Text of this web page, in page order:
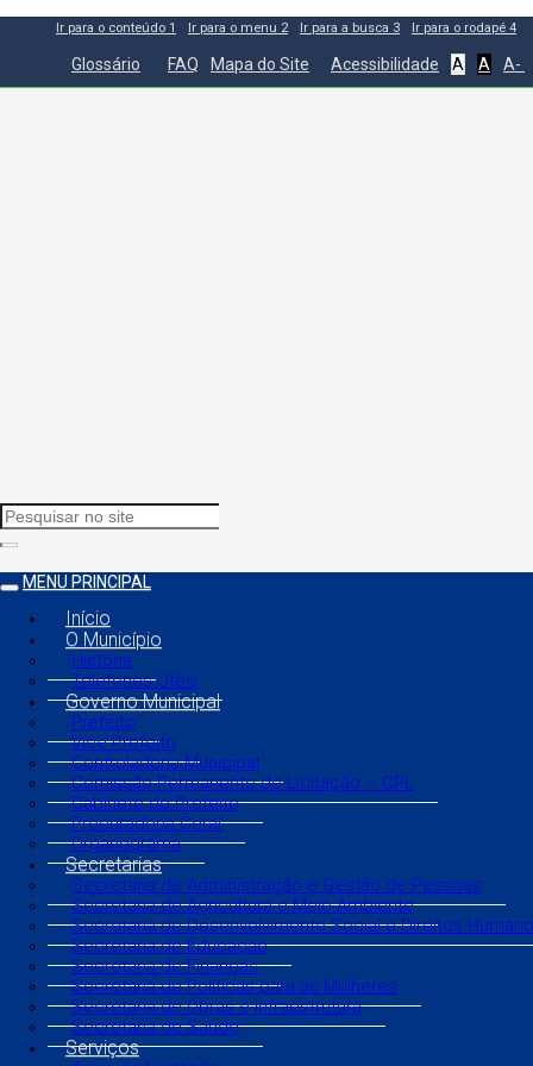
Ir para o conteúdo 1 Ir para o menu 2 Ir para a busca 3 Ir para o rodapé 4
Glossário FAQ Mapa do Site Acessibilidade A A A-
MENU PRINCIPAL
Início
O Município
História
Telefones Úteis
Governo Municipal
Prefeito
Vice Prefeito
Controladoria Municipal
Comissão Permanente de Licitação – CPL
Gabinete do Prefeito
Procuradoria Geral
Organograma
Secretarias
Secretaria de Administração e Gestão de Pessoas
Secretaria de Agricultura e Meio Ambiente
Secretaria de Desenvolvimento Social e Direitos
Secretaria de Educação
Secretaria de Finanças
Secretaria de Políticas para as Mulheres
Secretaria de Obras e Infraestrutura
Secretaria de Saúde
Serviços